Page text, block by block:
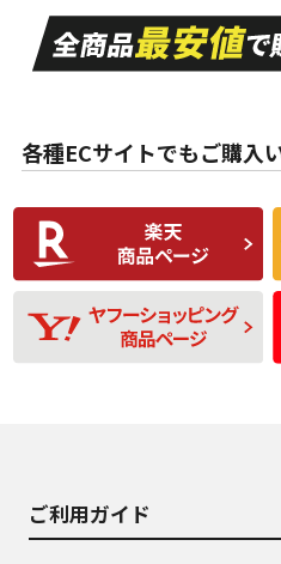
A
走行距離も少なく、
目立つ傷もほとんど
ない中古品
な中古品
C
比較的きれいな中古
品
D
使用感や目立つ傷が
あり、一般的な中古
品
各種ECサイトでもご購入
ご利用ガイド